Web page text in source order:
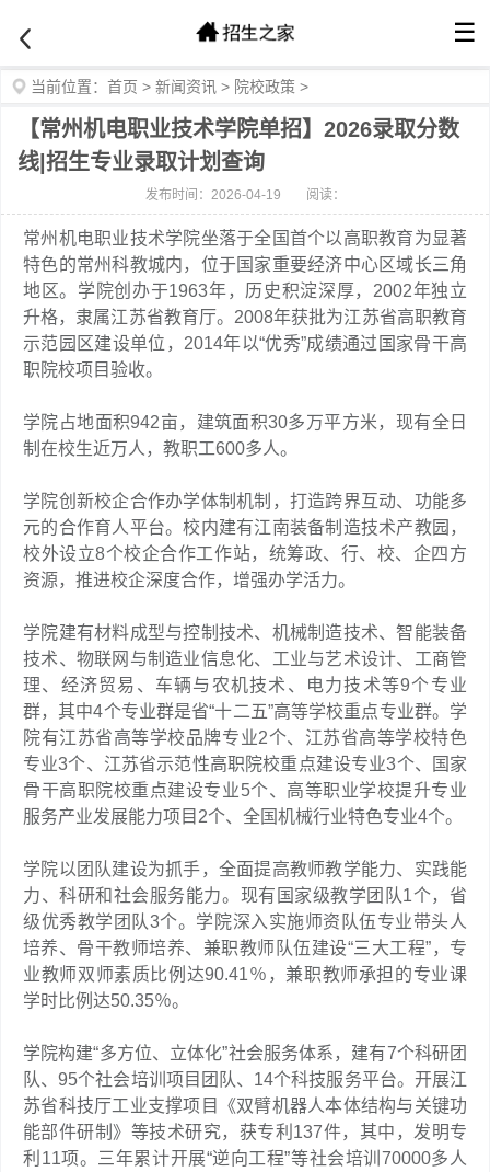
☰
当前位置： 首页 > 新闻资讯 > 院校政策 >
【常州机电职业技术学院单招】2026录取分数
线|招生专业录取计划查询
发布时间：2026-04-19 阅读：
常州机电职业技术学院坐落于全国首个以高职教育为显著
特色的常州科教城内，位于国家重要经济中心区域长三角
地区。学院创办于1963年，历史积淀深厚，2002年独立
升格，隶属江苏省教育厅。2008年获批为江苏省高职教育
示范园区建设单位，2014年以“优秀”成绩通过国家骨干高
职院校项目验收。
学院占地面积942亩，建筑面积30多万平方米，现有全日
制在校生近万人，教职工600多人。
学院创新校企合作办学体制机制，打造跨界互动、功能多
元的合作育人平台。校内建有江南装备制造技术产教园，
校外设立8个校企合作工作站，统筹政、行、校、企四方
资源，推进校企深度合作，增强办学活力。
学院建有材料成型与控制技术、机械制造技术、智能装备
技术、物联网与制造业信息化、工业与艺术设计、工商管
理、经济贸易、车辆与农机技术、电力技术等9个专业
群，其中4个专业群是省“十二五”高等学校重点专业群。学
院有江苏省高等学校品牌专业2个、江苏省高等学校特色
专业3个、江苏省示范性高职院校重点建设专业3个、国家
骨干高职院校重点建设专业5个、高等职业学校提升专业
服务产业发展能力项目2个、全国机械行业特色专业4个。
学院以团队建设为抓手，全面提高教师教学能力、实践能
力、科研和社会服务能力。现有国家级教学团队1个，省
级优秀教学团队3个。学院深入实施师资队伍专业带头人
培养、骨干教师培养、兼职教师队伍建设“三大工程”，专
业教师双师素质比例达90.41％，兼职教师承担的专业课
学时比例达50.35％。
学院构建“多方位、立体化”社会服务体系，建有7个科研团
队、95个社会培训项目团队、14个科技服务平台。开展江
苏省科技厅工业支撑项目《双臂机器人本体结构与关键功
能部件研制》等技术研究，获专利137件，其中，发明专
利11项。三年累计开展“逆向工程”等社会培训70000多人